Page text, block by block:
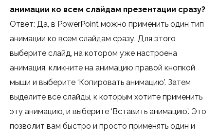
анимации ко всем слайдам презентации сразу?
Ответ: Да, в PowerPoint можно применить один тип
анимации ко всем слайдам сразу. Для этого
выберите слайд, на котором уже настроена
анимация, кликните на анимацию правой кнопкой
мыши и выберите ‘Копировать анимацию’. Затем
выделите все слайды, к которым хотите применить
эту анимацию, и выберите ‘Вставить анимацию’. Это
позволит вам быстро и просто применять один и